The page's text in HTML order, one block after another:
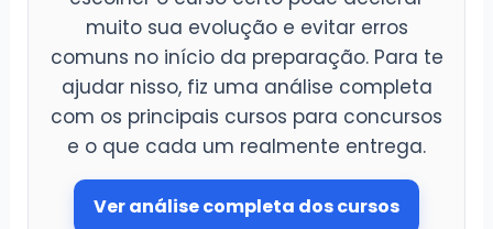
muito sua evolução e evitar erros
comuns no início da preparação. Para te
ajudar nisso, fiz uma análise completa
com os principais cursos para concursos
e o que cada um realmente entrega.
Ver análise completa dos cursos